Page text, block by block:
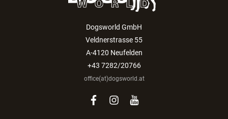
Dogsworld GmbH
Veldnerstrasse 55
A-4120 Neufelden
+43 7282/20766
office(at)dogsworld.at
facebook
instagram
youtube